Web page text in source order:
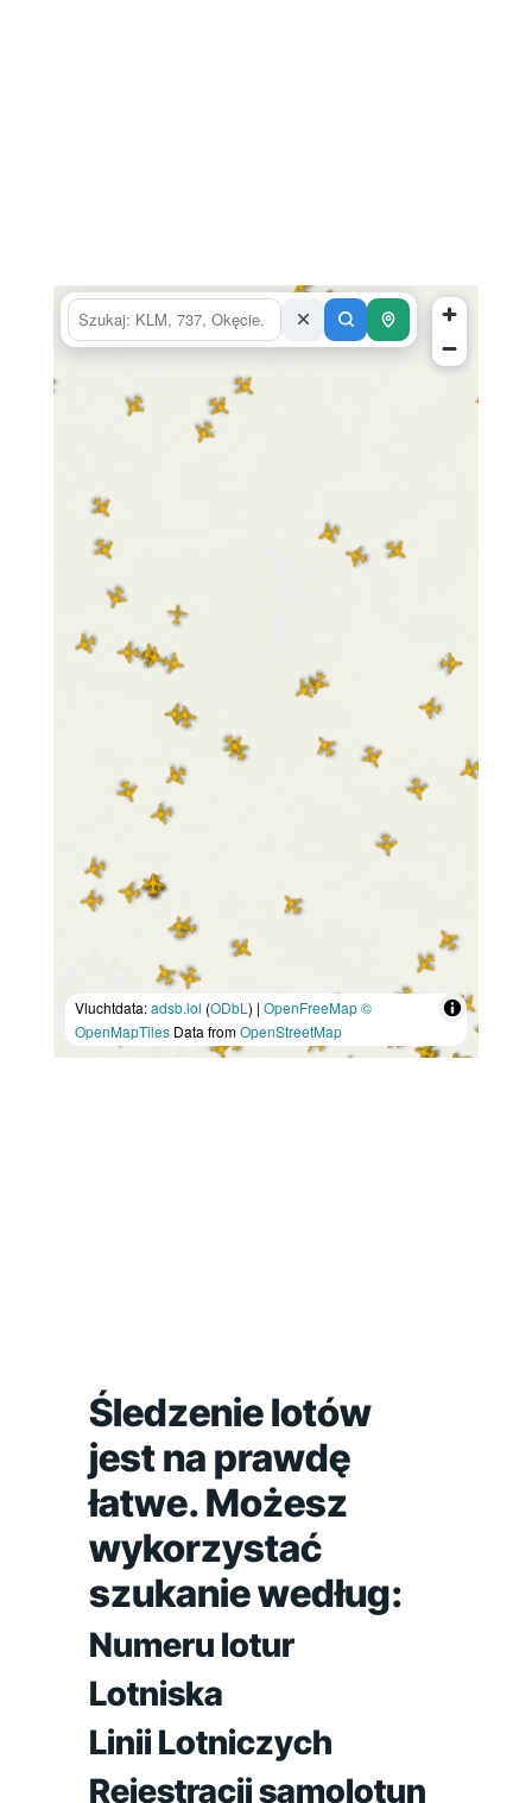
Vluchtdata:adsb.lol (ODbL ) | OpenFreeMap©
OpenMapTiles Data fromOpenStreetMap
Śledzenie lotów
jest na prawdę
łatwe. Możesz
wykorzystać
szukanie według:
Numeru lotur
Lotniska
Linii Lotniczych
Rejestracji samolotun